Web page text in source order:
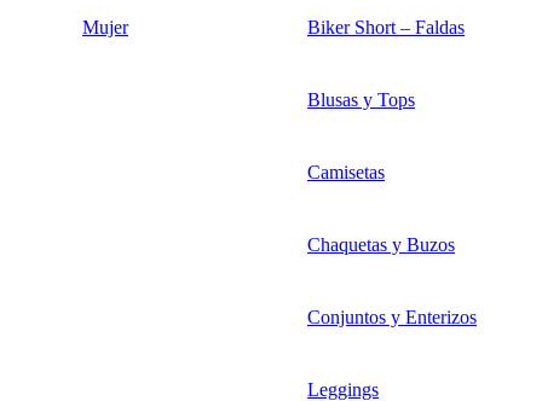
Mujer Biker Short – Faldas
Blusas y Tops
Camisetas
Chaquetas y Buzos
Conjuntos y Enterizos
Leggings